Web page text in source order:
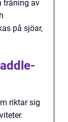
träning av
på sjöar,
riktar sig